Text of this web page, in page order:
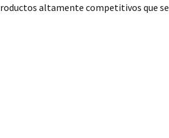
altamente competitivos que se